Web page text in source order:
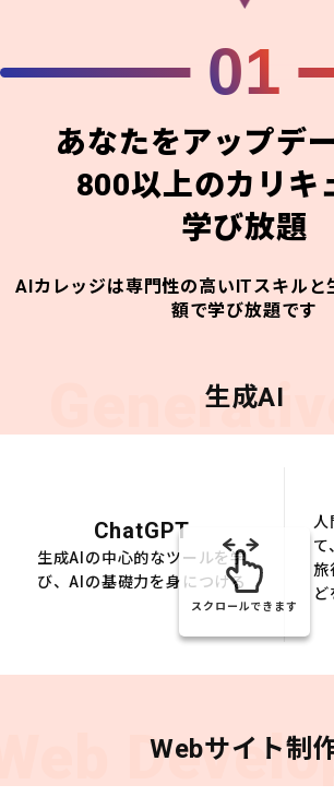
01
あなたをアップデ
800以上のカリキ
学び放題
AIカレッジは専門性の高いITスキルと
額で学び放題です
生成AI
ChatGPT
生成AIの中心的なツールを学
び、AIの基礎力を身につける
て
旅
スクロールできます
Webサイト制